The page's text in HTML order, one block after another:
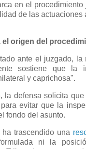
en el
de las actuaciones
origen del
ante el juzgado, la
sostiene que la
y caprichosa".
la defensa solicita
para evitar que la
fondo del asunto.
trascendido una
ni la